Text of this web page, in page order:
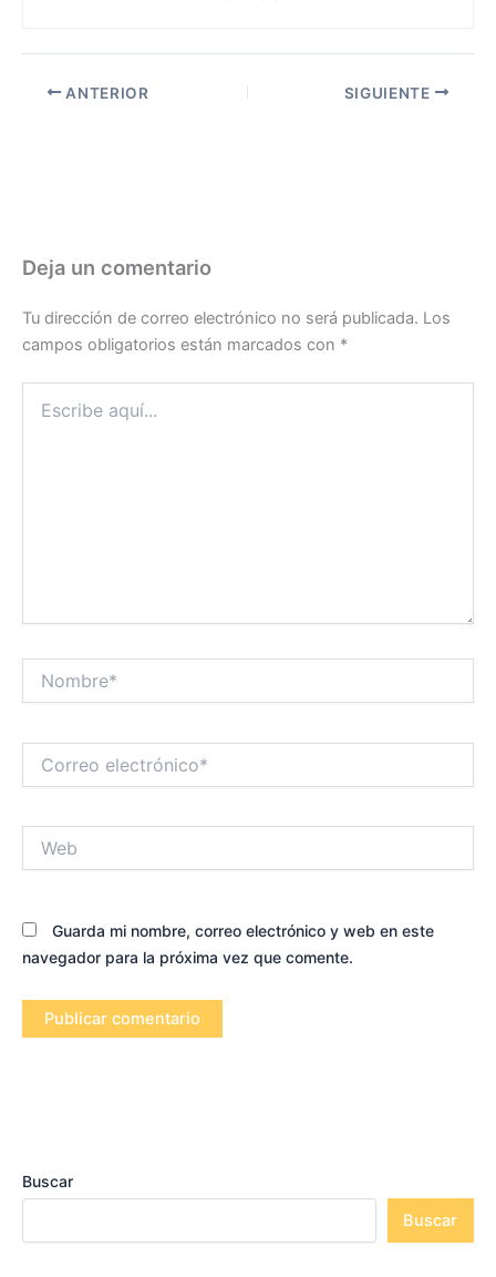
ANTERIOR SIGUIENTE
Deja un comentario
Tu dirección de correo electrónico no será publicada. Los
campos obligatorios están marcados con *
aquí...
electrónico*
Guarda mi nombre, correo electrónico y web en este
navegador para la próxima vez que comente.
Buscar
Buscar